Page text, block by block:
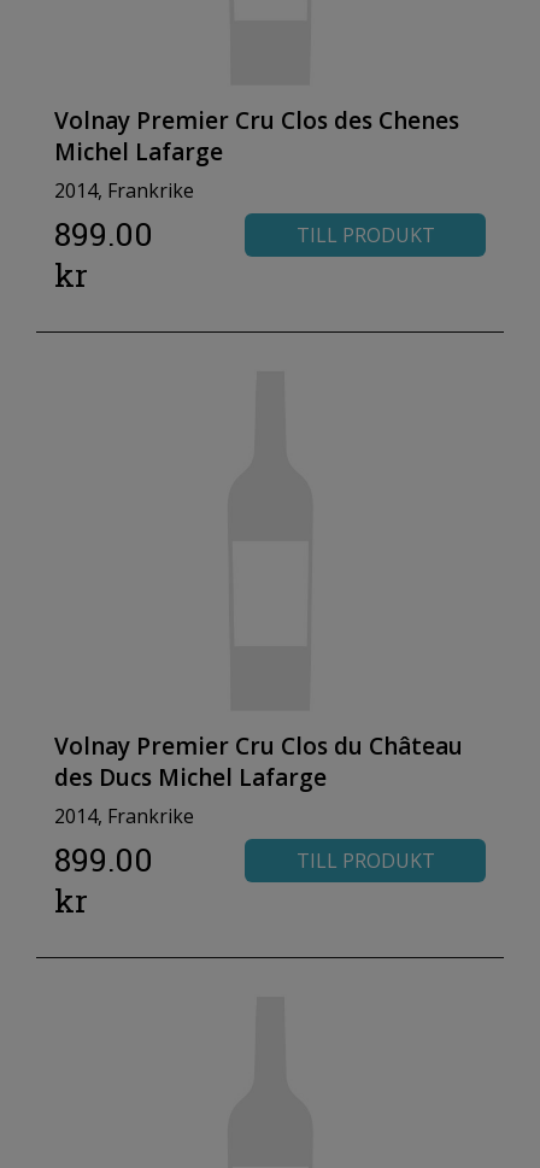
Volnay Premier Cru Clos des Chenes
Michel Lafarge
2014, Frankrike
899.00
kr
TILL PRODUKT
Volnay Premier Cru Clos du Château
des Ducs Michel Lafarge
2014, Frankrike
899.00
kr
TILL PRODUKT